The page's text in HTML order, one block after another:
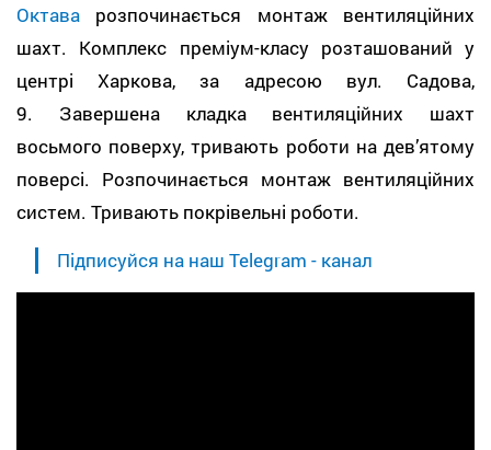
Октава розпочинається монтаж вентиляційних
шахт. Комплекс преміум-класу розташований у
центрі Харкова, за адресою вул. Садова,
9. Завершена кладка вентиляційних шахт
восьмого поверху, тривають роботи на дев’ятому
поверсі. Розпочинається монтаж вентиляційних
систем. Тривають покрівельні роботи.
Підписуйся на наш Telegram - канал